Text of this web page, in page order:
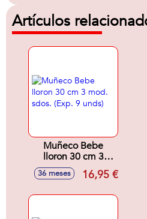
Artículos
Muñeco Bebe
lloron 30 cm 3
mod. sdos. (Exp. 9
unds)
36 meses 16,95 €